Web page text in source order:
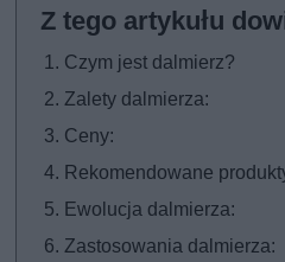
Czym jest dalmierz?
Zalety dalmierza:
Ceny:
Rekomendowane
Ewolucja dalmierza:
Zastosowania dalmierza: